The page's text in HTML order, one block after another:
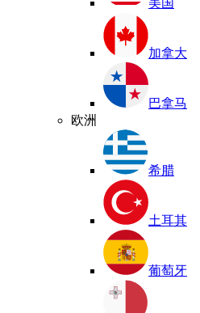
美国
加拿大
巴拿马
欧洲
希腊
土耳其
葡萄牙